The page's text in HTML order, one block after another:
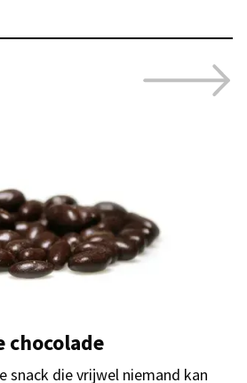
chocolade
snack die vrijwel niemand kan